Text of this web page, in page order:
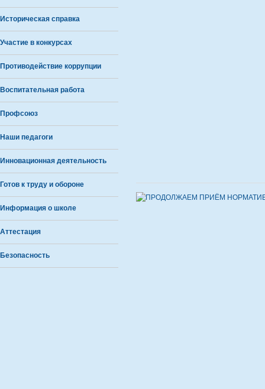
Историческая справка
Участие в конкурсах
Противодействие коррупции
Воспитательная работа
Профсоюз
Наши педагоги
Инновационная деятельность
Готов к труду и обороне
Информация о школе
Аттестация
Безопасность